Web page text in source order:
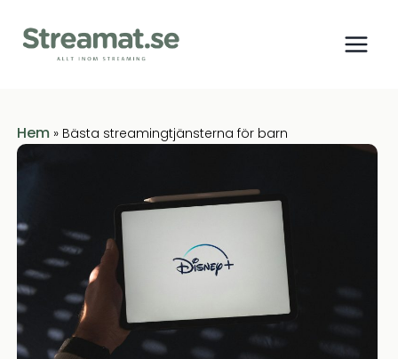
Hem» Bästa streamingtjänsterna för barn